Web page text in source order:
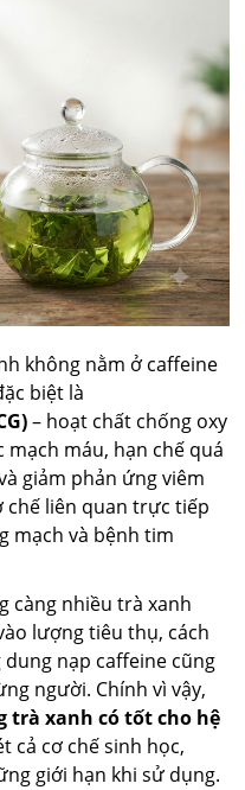
không nằm ở caffeine
biệt là
– hoạt chất chống oxy
máu, hạn chế quá
giảm phản ứng viêm
chế liên quan trực tiếp
mạch và bệnh tim
càng nhiều trà xanh
lượng tiêu thụ, cách
nạp caffeine cũng
người. Chính vì vậy,
trà xanh có tốt cho hệ
cả cơ chế sinh học,
giới hạn khi sử dụng.